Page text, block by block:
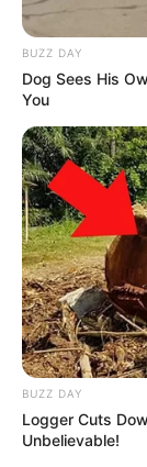
PRIX DE
regret
Pour vous
BUZZ DAY
Dog Sees His
You
BUZZ DAY
Logger Cuts
Unbelievable!